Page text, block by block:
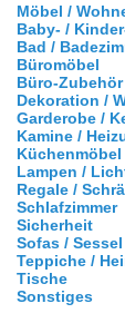
Möbel /
Baby- /
Bad /
Büromöbel
Büro-Zubehör
Dekoration /
Garderobe /
Kamine /
Küchenmöbel
Lampen /
Regale /
Schlafzimmer
Sicherheit
Sofas /
Teppiche /
Tische
Sonstiges